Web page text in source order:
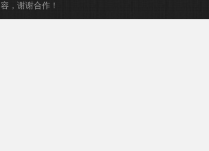
容，谢谢合作！